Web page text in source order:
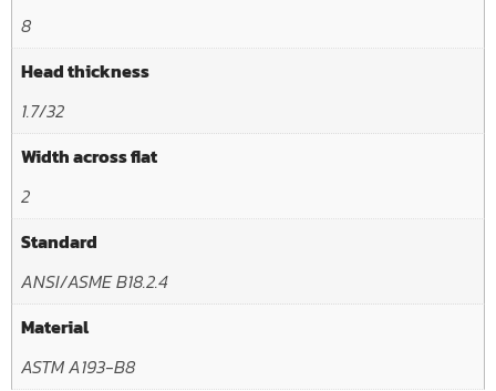
8
Head thickness
1.7/32
Width across flat
2
Standard
ANSI/ASME B18.2.4
Material
ASTM A193-B8